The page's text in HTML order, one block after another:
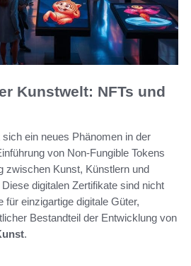
Kunstwelt: NFTs und
ein neues Phänomen in der
von Non-Fungible Tokens
zwischen Kunst, Künstlern und
digitalen Zertifikate sind nicht
für einzigartige digitale Güter,
Bestandteil der Entwicklung von
.